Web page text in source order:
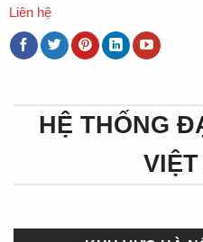
Liên hệ
HỆ THỐNG